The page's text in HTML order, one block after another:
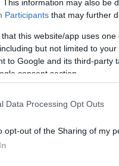
This information may also be
Participants that may further
that this website/app uses
but not limited to
to Google and its third-party
consent section.
Data Processing Opt Outs
opt-out of the Sharing of my
πρόσκαιρες
3 με 5 μποφόρ και
βαθμούς Κελσίου.
με τοπικές
ώρες.